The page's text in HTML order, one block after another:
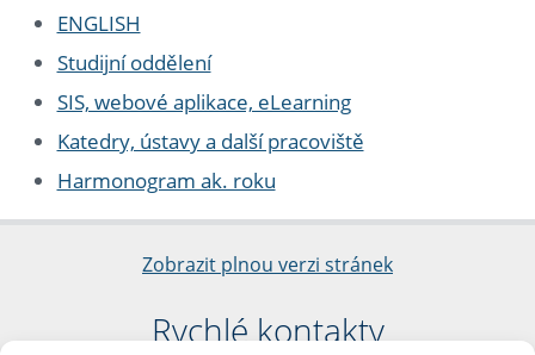
ENGLISH
Studijní oddělení
SIS, webové aplikace, eLearning
Katedry, ústavy a další pracoviště
Harmonogram ak. roku
Zobrazit plnou verzi stránek
Rychlé kontakty